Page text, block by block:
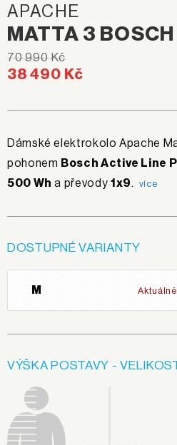
APACHE
MATTA 3
70 990 Kč
38 490 Kč
Dámské elektrokolo Apache
pohonem Bosch Active Line
500 Wh a převody 1x9. více
DOSTUPNÉ VARIANTY
M
VÝŠKA POSTAVY -